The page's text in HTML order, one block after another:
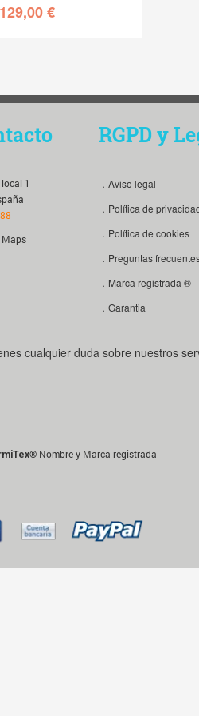
129,00€
1
Maps
RGPD y
．Aviso legal
．Política de
．Política de cookies
．Preguntas
．Marca registrada ®
．Garantia
cualquier duda sobre nuestros
® Nombrey Marca registrada